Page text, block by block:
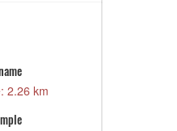
of General Hoang